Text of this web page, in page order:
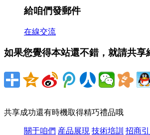
草窩灘鎮、蘆陽鎮、喜泉鎮等城鎮
豐盈...
香蕉價格大跌是流言 商場缺
高潮网站資訊
2026-07-23
據我國村莊之聲《三農我國》報導
有剖析師卻表明，按從前規則，7到
給咱們發郵件
在線交流
如果您覺得本站還不錯，就請共享
共享成功還有時機取得精巧禮品哦
關于咱們 産品展現 技術培訓 招商